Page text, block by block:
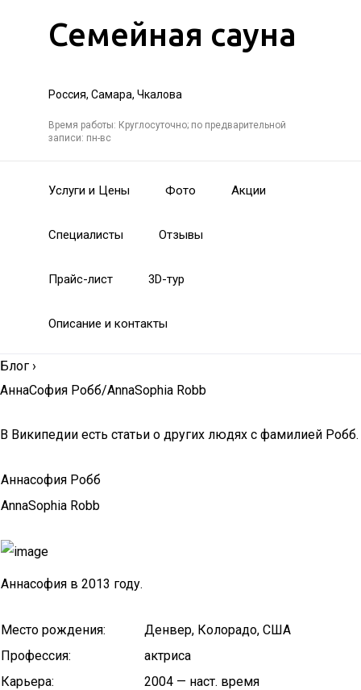
Семейная сауна
Россия, Самара, Чкалова
Время работы: Круглосуточно; по предварительной
записи: пн-вс
Услуги и Цены Фото Акции
Специалисты Отзывы
Прайс-лист 3D-тур
Описание и контакты
Блог ›
АннаСофия Робб/AnnaSophia Robb
В Википедии есть статьи о других людях с фамилией Робб.
Аннасофия Робб
AnnaSophia Robb
Аннасофия в 2013 году.
Место рождения:
Денвер, Колорадо, США
Профессия:
актриса
Карьера:
2004 — наст. время